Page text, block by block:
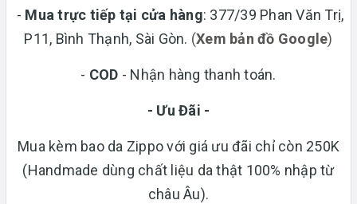
- Mua trực tiếp tại cửa hàng: 377/39 Phan Văn Trị,
P11, Bình Thạnh, Sài Gòn. (Xem bản đồ Google)
- COD - Nhận hàng thanh toán.
- Ưu Đãi -
Mua kèm bao da Zippo với giá ưu đãi chỉ còn 250K
(Handmade dùng chất liệu da thật 100% nhập từ
châu Âu).